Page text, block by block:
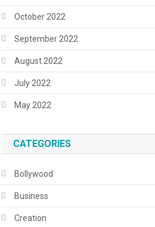
October 2022
September 2022
August 2022
July 2022
May 2022
CATEGORIES
Bollywood
Business
Creation